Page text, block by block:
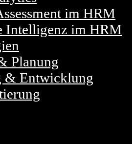
im HRM
Intelligenz im HRM
Planung
& Entwicklung